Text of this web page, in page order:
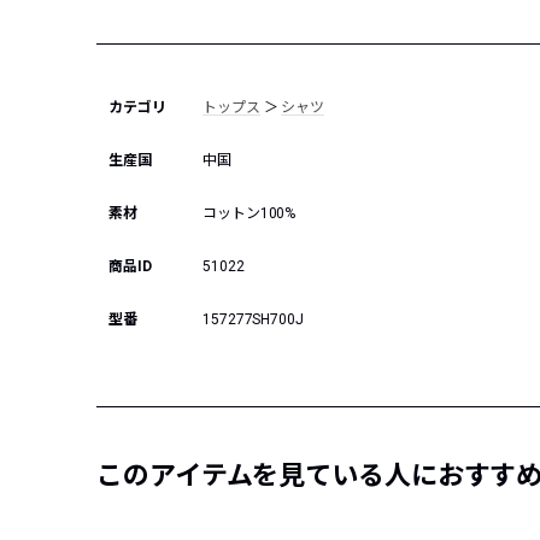
カテゴリ トップス ＞ シャツ
生産国 中国
素材 コットン100%
商品ID 51022
型番 157277SH700J
このアイテムを見ている人におすす